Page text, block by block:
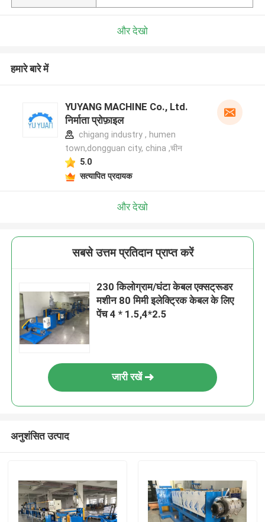
और देखो
हमारे बारे में
YUYANG MACHINE Co., Ltd.
निर्माता प्रोफ़ाइल
chigang industry , humen
town,dongguan city, china ,चीन
5.0
सत्यापित प्रदायक
और देखो
सबसे उत्तम प्रतिदान प्राप्त करें
230 किलोग्राम/घंटा केबल एक्सट्रूडर
मशीन 80 मिमी इलेक्ट्रिक केबल के लिए
पेंच 4 * 1.5,4*2.5
जारी रखें
अनुशंसित उत्पाद